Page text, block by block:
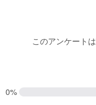
このアンケート
0%